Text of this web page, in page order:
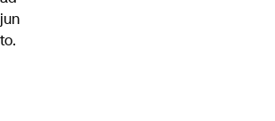
jun
to.